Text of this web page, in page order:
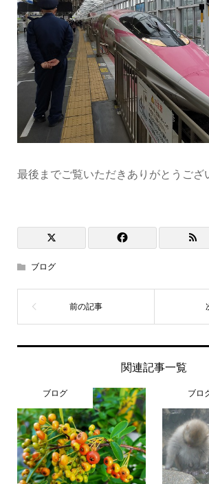
最後までご覧いただきありがとうござ
ブログ
関連記事一覧
ブログ ブロ